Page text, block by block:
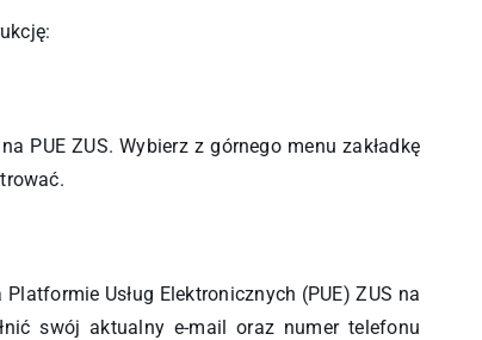
PUE ZUS. Wybierz z górnego menu zakładkę
Usług Elektronicznych (PUE) ZUS na
swój aktualny e-mail oraz numer telefonu